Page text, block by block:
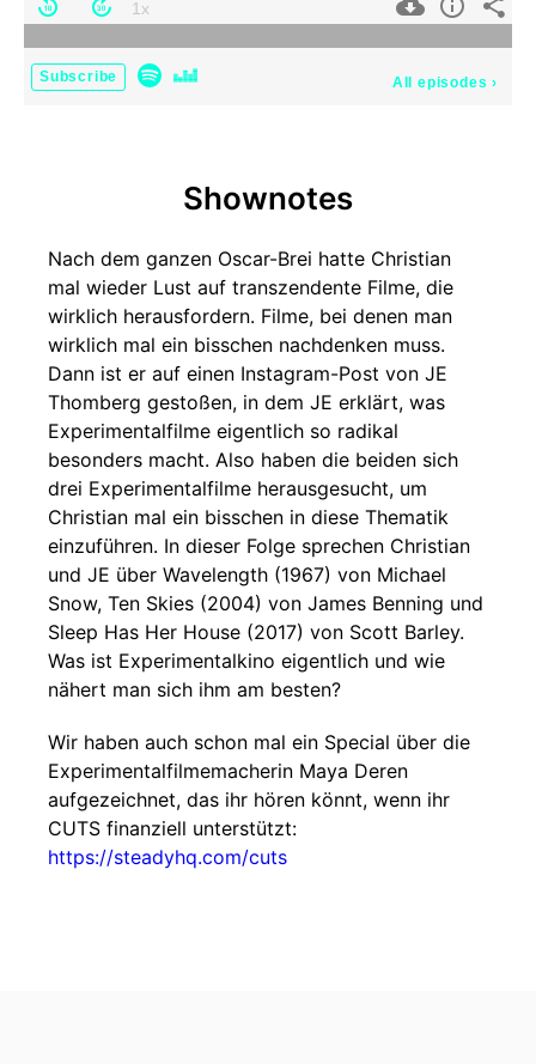
Subscribe All episodes ›
Shownotes
Nach dem ganzen Oscar-Brei hatte Christian
mal wieder Lust auf transzendente Filme, die
wirklich herausfordern. Filme, bei denen man
wirklich mal ein bisschen nachdenken muss.
Dann ist er auf einen Instagram-Post von JE
Thomberg gestoßen, in dem JE erklärt, was
Experimentalfilme eigentlich so radikal
besonders macht. Also haben die beiden sich
drei Experimentalfilme herausgesucht, um
Christian mal ein bisschen in diese Thematik
einzuführen. In dieser Folge sprechen Christian
und JE über Wavelength (1967) von Michael
Snow, Ten Skies (2004) von James Benning und
Sleep Has Her House (2017) von Scott Barley.
Was ist Experimentalkino eigentlich und wie
nähert man sich ihm am besten?
Wir haben auch schon mal ein Special über die
Experimentalfilmemacherin Maya Deren
aufgezeichnet, das ihr hören könnt, wenn ihr
CUTS finanziell unterstützt:
https://steadyhq.com/cuts